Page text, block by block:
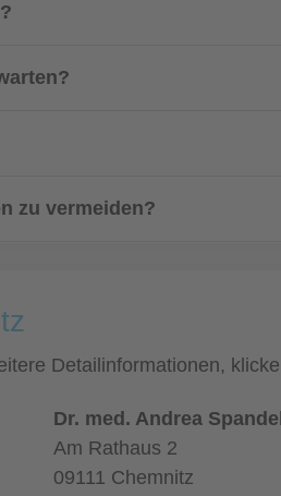
zu vermeiden?
Detailinformationen,
Dr. med. Andrea Spandel
Am Rathaus 2
09111 Chemnitz